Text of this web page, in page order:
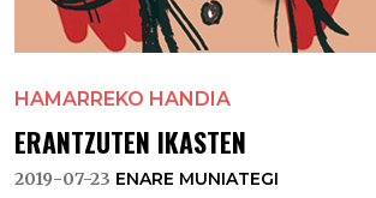
HAMARREKO HANDIA
ERANTZUTEN IKASTEN
2019-07-23 ENARE MUNIATEGI